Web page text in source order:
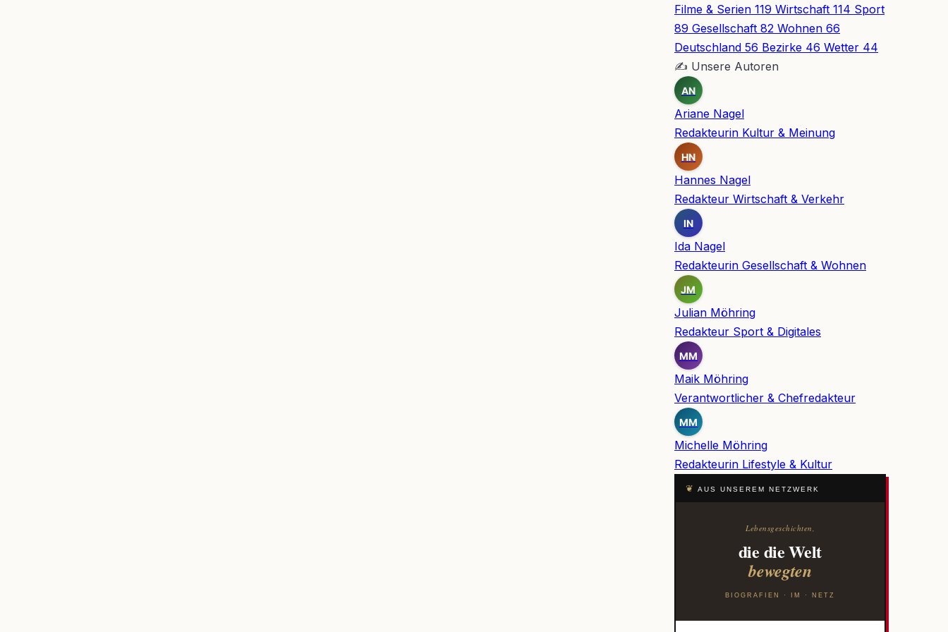
Filme & Serien 119 Wirtschaft 114 Sport
89 Gesellschaft 82 Wohnen 66
Deutschland 56 Bezirke 46 Wetter 44
✍ Unsere Autoren
AN
Ariane Nagel
Redakteurin Kultur & Meinung
HN
Hannes Nagel
Redakteur Wirtschaft & Verkehr
IN
Ida Nagel
Redakteurin Gesellschaft & Wohnen
JM
Julian Möhring
Redakteur Sport & Digitales
MM
Maik Möhring
Verantwortlicher & Chefredakteur
MM
Michelle Möhring
Redakteurin Lifestyle & Kultur
❦ AUS UNSEREM NETZWERK
Lebensgeschichten,
die die Welt
bewegten
BIOGRAFIEN · IM · NETZ